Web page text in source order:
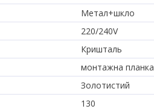
Метал+шкло
220/240V
Кришталь
монтажна планка
Золотистий
130